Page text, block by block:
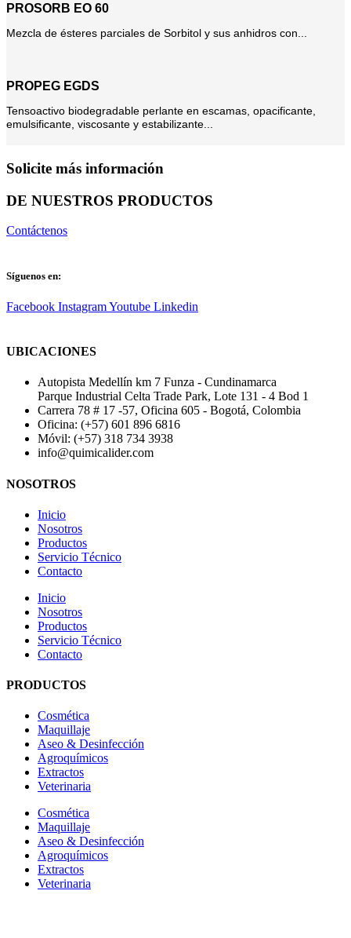
PROSORB EO 60
Mezcla de ésteres parciales de Sorbitol y sus anhidros con...
PROPEG EGDS
Tensoactivo biodegradable perlante en escamas, opacificante,
emulsificante, viscosante y estabilizante...
Solicite más información
DE NUESTROS PRODUCTOS
Contáctenos
Síguenos en:
Facebook InstagramYoutube Linkedin
UBICACIONES
Autopista Medellín km 7 Funza - Cundinamarca
Parque Industrial Celta Trade Park, Lote 131 - 4 Bod 1
Carrera 78 # 17 -57, Oficina 605 - Bogotá, Colombia
Oficina: (+57) 601 896 6816
Móvil: (+57) 318 734 3938
info@quimicalider.com
NOSOTROS
Inicio
Nosotros
Productos
Servicio Técnico
Contacto
Inicio
Nosotros
Productos
Servicio Técnico
Contacto
PRODUCTOS
Cosmética
Maquillaje
Aseo & Desinfección
Agroquímicos
Extractos
Veterinaria
Cosmética
Maquillaje
Aseo & Desinfección
Agroquímicos
Extractos
Veterinaria